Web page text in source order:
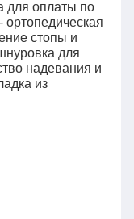
для оплаты по
стопы и
для
надевания и
из